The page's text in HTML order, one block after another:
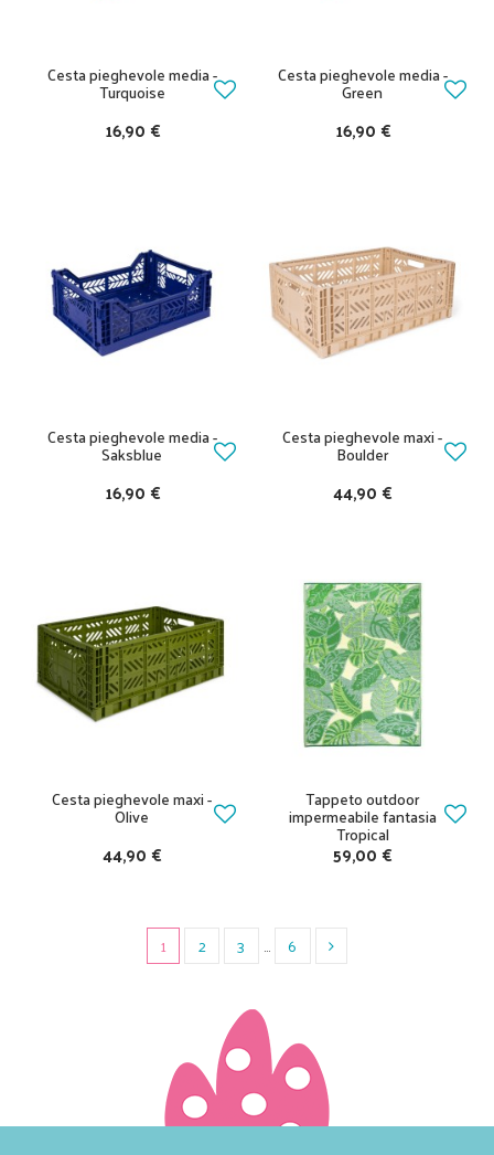
Cesta pieghevole media -
Turquoise
16,90 €
Cesta pieghevole media -
Green
16,90 €
Cesta pieghevole media -
Saksblue
16,90 €
Cesta pieghevole maxi -
Boulder
44,90 €
Cesta pieghevole maxi -
Olive
44,90 €
Tappeto outdoor
impermeabile fantasia
Tropical
59,00 €
1 2 3 … 6